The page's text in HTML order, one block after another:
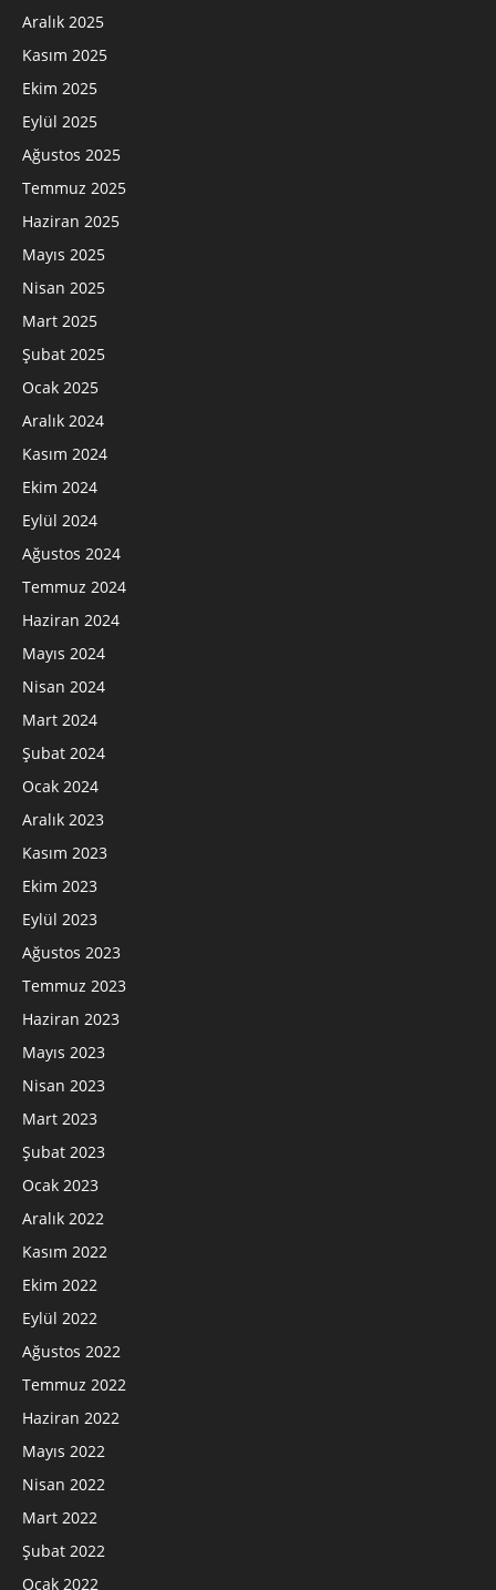
Aralık 2025
Kasım 2025
Ekim 2025
Eylül 2025
Ağustos 2025
Temmuz 2025
Haziran 2025
Mayıs 2025
Nisan 2025
Mart 2025
Şubat 2025
Ocak 2025
Aralık 2024
Kasım 2024
Ekim 2024
Eylül 2024
Ağustos 2024
Temmuz 2024
Haziran 2024
Mayıs 2024
Nisan 2024
Mart 2024
Şubat 2024
Ocak 2024
Aralık 2023
Kasım 2023
Ekim 2023
Eylül 2023
Ağustos 2023
Temmuz 2023
Haziran 2023
Mayıs 2023
Nisan 2023
Mart 2023
Şubat 2023
Ocak 2023
Aralık 2022
Kasım 2022
Ekim 2022
Eylül 2022
Ağustos 2022
Temmuz 2022
Haziran 2022
Mayıs 2022
Nisan 2022
Mart 2022
Şubat 2022
Ocak 2022